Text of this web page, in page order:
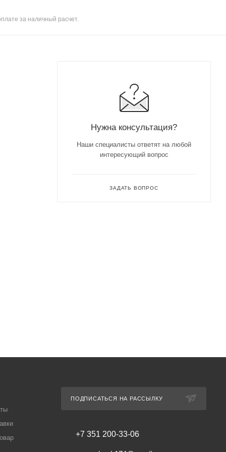
за наличный расчет.
Нужна консультация?
Наши специалисты ответят на любой
интересующий вопрос
ЗАДАТЬ ВОПРОС
ПОДПИСАТЬСЯ НА РАССЫЛКУ
+7 351 200-33-06